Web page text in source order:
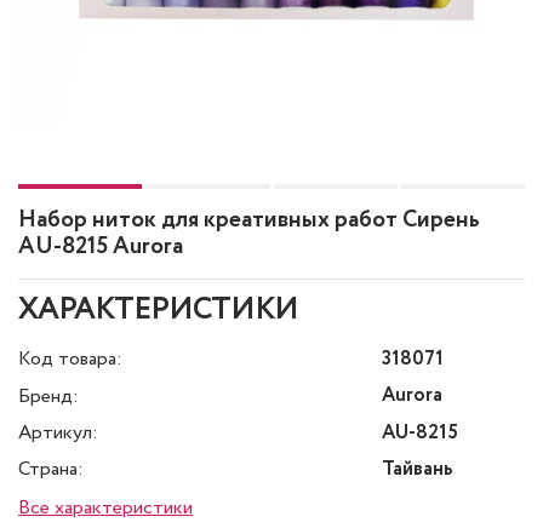
Набор ниток для креативных работ Сирень
AU-8215 Aurora
ХАРАКТЕРИСТИКИ
Код товара:
318071
Бренд:
Aurora
Артикул:
AU-8215
Страна:
Тайвань
Все характеристики